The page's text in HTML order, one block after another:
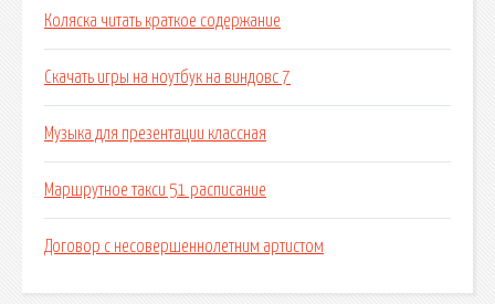
Коляска читать краткое содержание
Скачать игры на ноутбук на виндовс 7
Музыка для презентации классная
Маршрутное такси 51 расписание
Договор с несовершеннолетним артистом